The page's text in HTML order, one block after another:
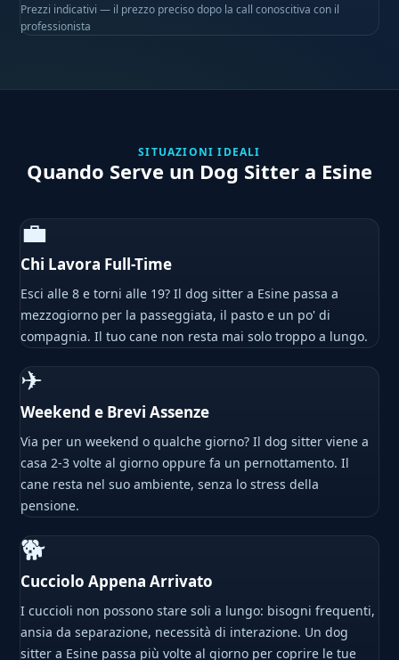
Prezzi indicativi — il prezzo preciso dopo la call conoscitiva con il
professionista
SITUAZIONI IDEALI
Quando Serve un Dog Sitter a Esine
💼
Chi Lavora Full-Time
Esci alle 8 e torni alle 19? Il dog sitter a Esine passa a
mezzogiorno per la passeggiata, il pasto e un po' di
compagnia. Il tuo cane non resta mai solo troppo a lungo.
✈
Weekend e Brevi Assenze
Via per un weekend o qualche giorno? Il dog sitter viene a
casa 2-3 volte al giorno oppure fa un pernottamento. Il
cane resta nel suo ambiente, senza lo stress della
pensione.
🐕
Cucciolo Appena Arrivato
I cuccioli non possono stare soli a lungo: bisogni frequenti,
ansia da separazione, necessità di interazione. Un dog
sitter a Esine passa più volte al giorno per coprire le tue